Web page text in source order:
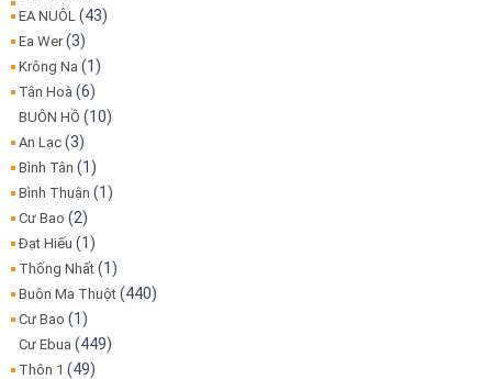
EA NUÔL (43)
Ea Wer(3)
Krông Na (1)
Tân Hoà (6)
BUÔN HỒ (10)
An Lạc (3)
Bình Tân (1)
Bình Thuận (1)
Cư Bao (2)
Đạt Hiếu (1)
Thống Nhất (1)
Buôn Ma Thuột (440)
Cư Bao (1)
Cư Ebua (449)
Thôn 1 (49)